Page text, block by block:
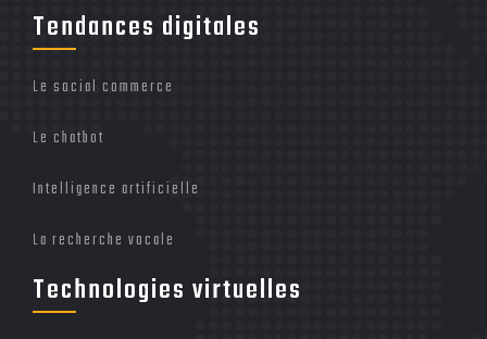
Tendances digitales
Le social commerce
Le chatbot
Intelligence artificielle
La recherche vocale
Technologies virtuelles